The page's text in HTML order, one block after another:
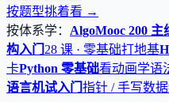
按题型挑着看 →
按体系学： AlgoMooc 200 主
构入门 28 课 · 零基础打地基
卡Python 零基础看动画学语
语言机试入门 指针 / 手写数